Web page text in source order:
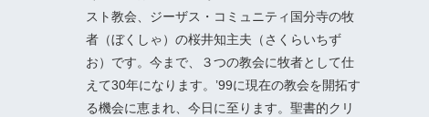
スト教会、ジーザス・コミュニティ国分寺の牧
者（ぼくしゃ）の桜井知主夫（さくらいちず
お）です。今まで、３つの教会に牧者として仕
えて30年になります。’99に現在の教会を開拓す
る機会に恵まれ、今日に至ります。聖書的クリ